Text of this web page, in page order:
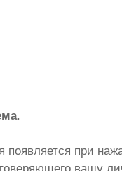
.
появляется при